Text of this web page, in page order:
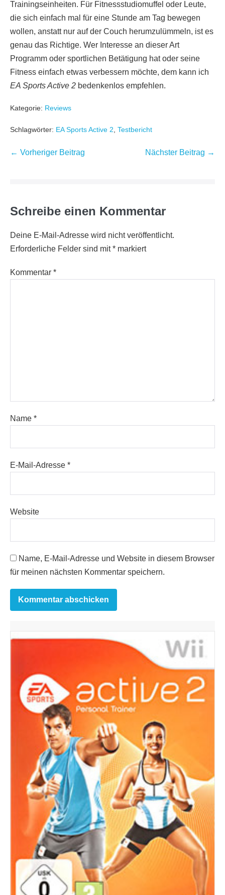
Trainingseinheiten. Für Fitnessstudiomuffel oder Leute,
die sich einfach mal für eine Stunde am Tag bewegen
wollen, anstatt nur auf der Couch herumzulümmeln, ist es
genau das Richtige. Wer Interesse an dieser Art
Programm oder sportlichen Betätigung hat oder seine
Fitness einfach etwas verbessern möchte, dem kann ich
EA Sports Active 2 bedenkenlos empfehlen.
Kategorie: Reviews
Schlagwörter: EA Sports Active 2, Testbericht
Beitragsnavigation
← Vorheriger Beitrag Nächster Beitrag →
Schreibe einen Kommentar
Deine E-Mail-Adresse wird nicht veröffentlicht.
Erforderliche Felder sind mit* markiert
Kommentar *
Name *
E-Mail-Adresse *
Website
Name, E-Mail-Adresse und Website in diesem Browser
für meinen nächsten Kommentar speichern.